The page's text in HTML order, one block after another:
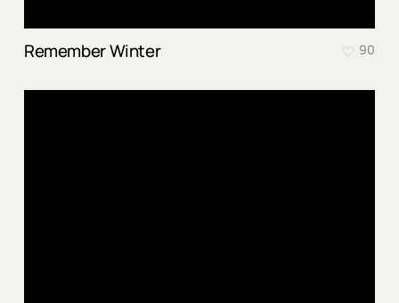
Remember Winter 90